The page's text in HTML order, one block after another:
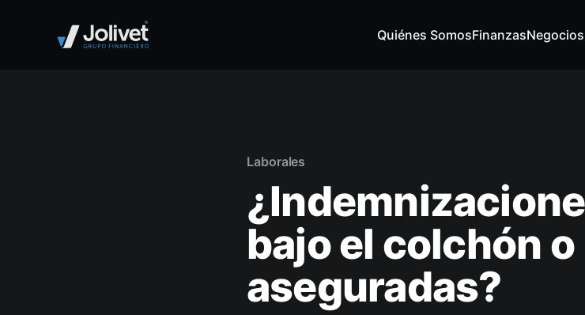
Quiénes SomosFinanzasNegocios
Laborales
bajo el colchón o
aseguradas?